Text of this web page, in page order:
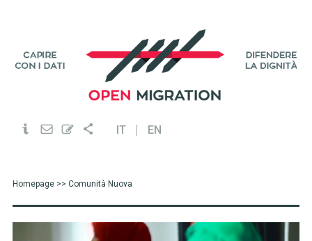
IT EN
Homepage>> Comunità Nuova